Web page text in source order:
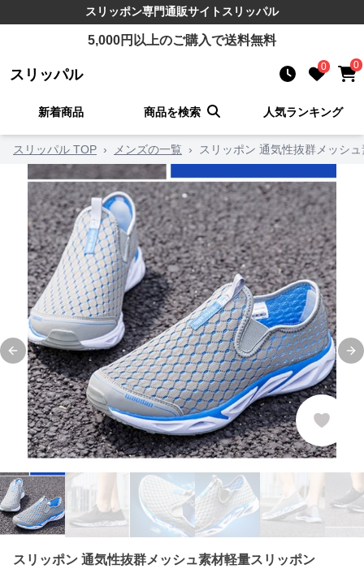
スリッポン専門通販サイト スリッパル
5,000円以上のご購入で送料無料
スリッパル 0 0
新着商品 商品を検索 人気ランキング
スリッパル TOP › メンズの一覧 › スリッポン 通気性抜群メッシ
Previous slide
スリッポン 通気性抜群メッシュ素材軽量スリッポン